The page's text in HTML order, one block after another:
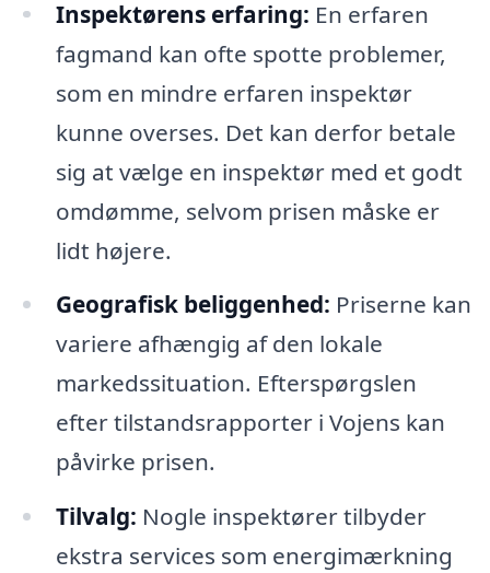
Inspektørens erfaring: En erfaren
fagmand kan ofte spotte problemer,
som en mindre erfaren inspektør
kunne overses. Det kan derfor betale
sig at vælge en inspektør med et godt
omdømme, selvom prisen måske er
lidt højere.
Geografisk beliggenhed: Priserne kan
variere afhængig af den lokale
markedssituation. Efterspørgslen
efter tilstandsrapporter i Vojens kan
påvirke prisen.
Tilvalg: Nogle inspektører tilbyder
ekstra services som energimærkning